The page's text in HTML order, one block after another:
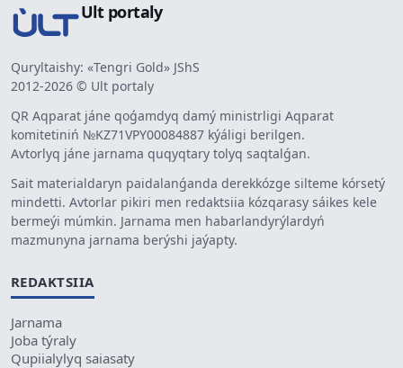
Ult portaly
Quryltaishy: «Tengri Gold» JShS
2012-2026 © Ult portaly
QR Aqparat jáne qoǵamdyq damý ministrligi Aqparat
komitetiniń №KZ71VPY00084887 kýáligi berilgen.
Avtorlyq jáne jarnama quqyqtary tolyq saqtalǵan.
Sait materialdaryn paidalanǵanda derekkózge silteme kórsetý
mindetti. Avtorlar pikiri men redaktsiia kózqarasy sáikes kele
bermeýi múmkin. Jarnama men habarlandyrýlardyń
mazmunyna jarnama berýshi jaýapty.
REDAKTSIIA
Jarnama
Joba týraly
Qupiialylyq saiasaty